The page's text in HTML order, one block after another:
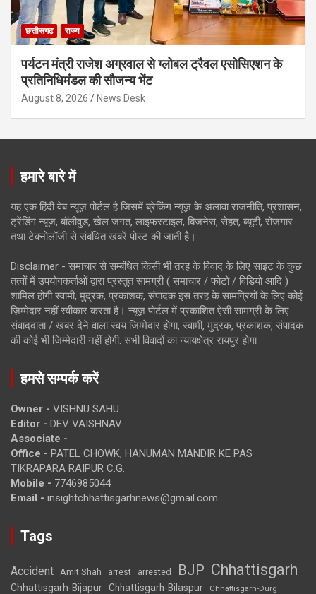
छत्तीसगढ़ राज्य
पर्यटन मंत्री राजेश अग्रवाल से ग्लोबल ट्रैवल एसोसिएशन के
प्रतिनिधिमंडल की सौजन्य भेंट
August 8, 2026 News Desk
हमारे बारे में
यह एक हिंदी वेब न्यूज़ पोर्टल है जिसमें ब्रेकिंग न्यूज़ के अलावा राजनीति, प्रशासन,
ट्रेंडिंग न्यूज, बॉलीवुड, खेल जगत, लाइफस्टाइल, बिजनेस, सेहत, ब्यूटी, रोजगार
तथा टेक्नोलॉजी से संबंधित खबरें पोस्ट की जाती है।
Disclaimer - समाचार से सम्बंधित किसी भी तरह के विवाद के लिए साइट के कुछ
तत्वों में उपयोगकर्ताओं द्वारा प्रस्तुत सामग्री ( समाचार / फोटो / विडियो आदि )
शामिल होगी स्वामी, मुद्रक, प्रकाशक, संपादक इस तरह के सामग्रियों के लिए कोई
ज़िम्मेदार नहीं स्वीकार करता है। न्यूज़ पोर्टल में प्रकाशित ऐसी सामग्री के लिए
संवाददाता / खबर देने वाला स्वयं जिम्मेदार होगा, स्वामी, मुद्रक, प्रकाशक, संपादक
की कोई भी जिम्मेदारी नहीं होगी. सभी विवादों का न्यायक्षेत्र रायपुर होगा
हमसे सम्पर्क करें
Owner - VISHNU SAHU
Editor - DEV VAISHNAV
Associate -
Office - PATEL CHOWK, HANUMAN MANDIR KE PAS
TIKRAPARA RAIPUR C.G.
Mobile - 7746985044
Email - insightchhattisgarhnews@gmail.com
Tags
Accident Amit Shah arrest arrested BJP Chhattisgarh
Chhattisgarh-Bijapur Chhattisgarh-Bilaspur Chhattisgarh-Durg